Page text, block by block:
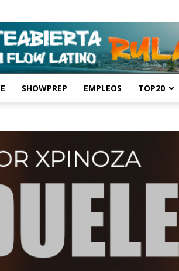
SHOWPREP EMPLEOS TOP20